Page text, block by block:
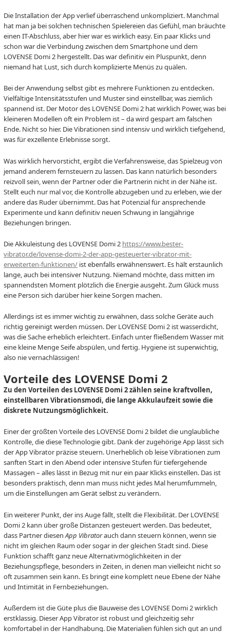
Die Installation der App verlief überraschend unkompliziert. Manchmal
hat man ja bei solchen technischen Spielereien das Gefühl, man bräuchte
einen IT-Abschluss, aber hier war es wirklich easy. Ein paar Klicks und
schon war die Verbindung zwischen dem Smartphone und dem
LOVENSE Domi 2 hergestellt. Das war definitiv ein Pluspunkt, denn
niemand hat Lust, sich durch komplizierte Menüs zu quälen.
Bei der Anwendung selbst gibt es mehrere Funktionen zu entdecken.
Vielfältige Intensitätsstufen und Muster sind einstellbar, was ziemlich
spannend ist. Der Motor des LOVENSE Domi 2 hat wirklich Power, was bei
kleineren Modellen oft ein Problem ist – da wird gespart am falschen
Ende. Nicht so hier. Die Vibrationen sind intensiv und wirklich tiefgehend,
was für exzellente Erlebnisse sorgt.
Was wirklich hervorsticht, ergibt die Verfahrensweise, das Spielzeug von
jemand anderem fernsteuern zu lassen. Das kann natürlich besonders
reizvoll sein, wenn der Partner oder die Partnerin nicht in der Nähe ist.
Stellt euch nur mal vor, die Kontrolle abzugeben und zu erleben, wie der
andere das Ruder übernimmt. Das hat Potenzial für ansprechende
Experimente und kann definitiv neuen Schwung in langjährige
Beziehungen bringen.
Die Akkuleistung des LOVENSE Domi 2 https://www.bester-
vibrator.de/lovense-domi-2-der-app-gesteuerter-vibrator-mit-
erweiterten-funktionen/ ist ebenfalls erwähnenswert. Es hält erstaunlich
lange, auch bei intensiver Nutzung. Niemand möchte, dass mitten im
spannendsten Moment plötzlich die Energie ausgeht. Zum Glück muss
eine Person sich darüber hier keine Sorgen machen.
Allerdings ist es immer wichtig zu erwähnen, dass solche Geräte auch
richtig gereinigt werden müssen. Der LOVENSE Domi 2 ist wasserdicht,
was die Sache erheblich erleichtert. Einfach unter fließendem Wasser mit
eine kleine Menge Seife abspülen, und fertig. Hygiene ist superwichtig,
also nie vernachlässigen!
Vorteile des LOVENSE Domi 2
Zu den Vorteilen des LOVENSE Domi 2 zählen seine kraftvollen,
einstellbaren Vibrationsmodi, die lange Akkulaufzeit sowie die
diskrete Nutzungsmöglichkeit.
Einer der größten Vorteile des LOVENSE Domi 2 bildet die unglaubliche
Kontrolle, die diese Technologie gibt. Dank der zugehörige App lässt sich
der App Vibrator präzise steuern. Unerheblich ob leise Vibrationen zum
sanften Start in den Abend oder intensive Stufen für tiefergehende
Massagen – alles lässt in Bezug mit nur ein paar Klicks einstellen. Das ist
besonders praktisch, denn man muss nicht jedes Mal herumfummeln,
um die Einstellungen am Gerät selbst zu verändern.
Ein weiterer Punkt, der ins Auge fällt, stellt die Flexibilität. Der LOVENSE
Domi 2 kann über große Distanzen gesteuert werden. Das bedeutet,
dass Partner diesenApp Vibratorauch dann steuern können, wenn sie
nicht im gleichen Raum oder sogar in der gleichen Stadt sind. Diese
Funktion schafft ganz neue Alternativmöglichkeiten in der
Beziehungspflege, besonders in Zeiten, in denen man vielleicht nicht so
oft zusammen sein kann. Es bringt eine komplett neue Ebene der Nähe
und Intimität in Fernbeziehungen.
Außerdem ist die Güte plus die Bauweise des LOVENSE Domi 2 wirklich
erstklassig. Dieser App Vibrator ist robust und gleichzeitig sehr
komfortabel in der Handhabung. Die Materialien fühlen sich gut an und